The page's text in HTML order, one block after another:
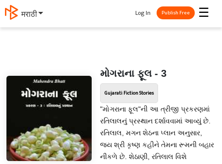
मराठी ☰
Log In Publish Free
મોગરાના ફૂલ - 3
Gujarati Fiction Stories
"મોગરાના ફૂલ"ની આ ત્રીજી પ્રકરણમાં
રતિલાલનું પ્રસ્થાન દર્શાવવામાં આવ્યું છે.
રતિલાલ, મગન શેઠના પ્લાન અનુસાર,
જય શ્રી કૃષ્ણ કહીને તેમના રૂમની બહાર
નીકળે છે. શેઠાણી, રતિલાલ વિશે